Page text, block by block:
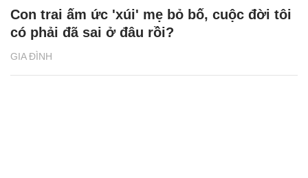
GIA ĐÌNH
Con trai ấm ức 'xúi' mẹ bỏ bố, cuộc đời tôi
có phải đã sai ở đâu rồi?